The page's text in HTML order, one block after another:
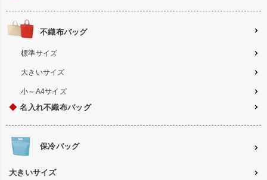
不織布バッグ
標準サイズ
大きいサイズ
小～A4サイズ
◆ 名入れ不織布バッグ
保冷バッグ
大きいサイズ